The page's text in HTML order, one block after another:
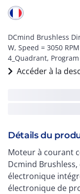
DCmind Brushless
W, Speed = 3050
4_Quadrant,
Accéder à la
Détails du
Moteur à courant
Dcmind
électronique
électronique de